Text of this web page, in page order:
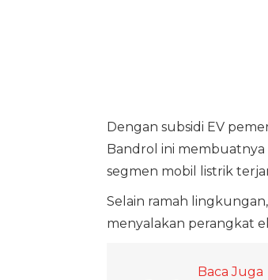
Dengan subsidi EV
Bandrol ini membuatnya
segmen mobil listrik
Selain ramah
menyalakan perangkat
Baca Juga